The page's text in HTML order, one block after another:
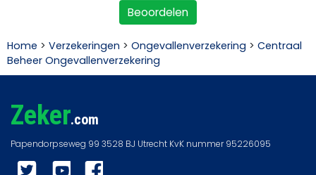
Beoordelen
Home > Verzekeringen > Ongevallenverzekering > Centraal
Beheer Ongevallenverzekering
Zeker.com
Twitter YouTubeFacebook